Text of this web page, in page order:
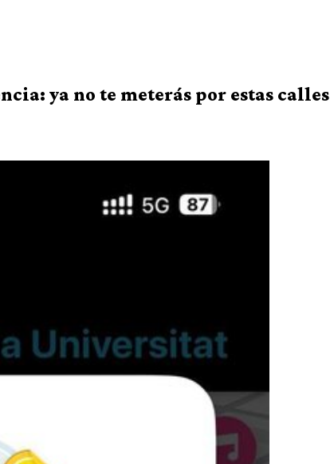
ya no te meterás por estas calles